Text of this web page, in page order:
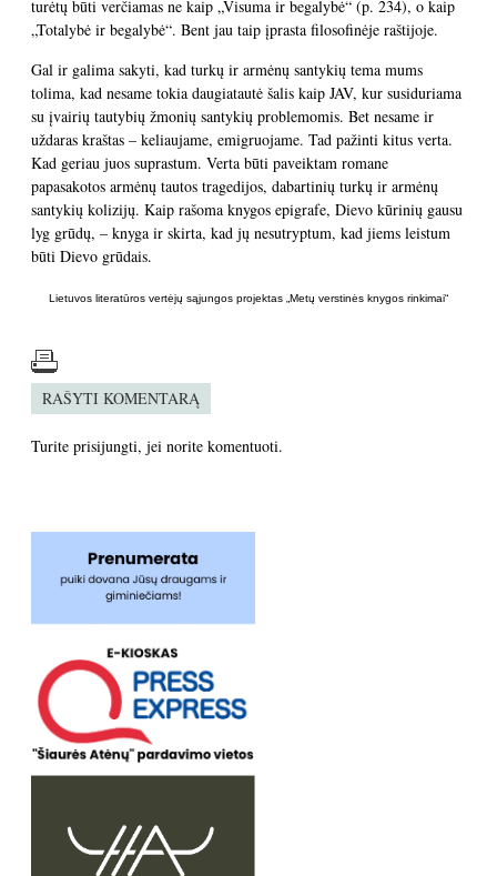
turėtų būti verčiamas ne kaip „Visuma ir begalybė“ (p. 234), o kaip
„Totalybė ir begalybė“. Bent jau taip įprasta filosofinėje raštijoje.
Gal ir galima sakyti, kad turkų ir armėnų santykių tema mums
tolima, kad nesame tokia daugiatautė šalis kaip JAV, kur susiduriama
su įvairių tautybių žmonių santykių problemomis. Bet nesame ir
uždaras kraštas – keliaujame, emigruojame. Tad pažinti kitus verta.
Kad geriau juos suprastum. Verta būti paveiktam romane
papasakotos armėnų tautos tragedijos, dabartinių turkų ir armėnų
santykių kolizijų. Kaip rašoma knygos epigrafe, Dievo kūrinių gausu
lyg grūdų, – knyga ir skirta, kad jų nesutryptum, kad jiems leistum
būti Dievo grūdais.
Lietuvos literatūros vertėjų sąjungos projektas „Metų verstinės knygos rinkimai“
RAŠYTI KOMENTARĄ
Turite prisijungti, jei norite komentuoti.